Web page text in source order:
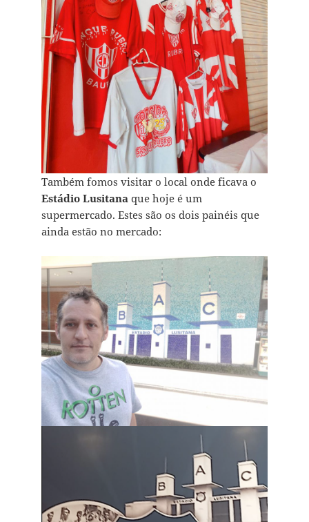
Também fomos visitar o local onde ficava o
Estádio Lusitana que hoje é um
supermercado. Estes são os dois painéis que
ainda estão no mercado: